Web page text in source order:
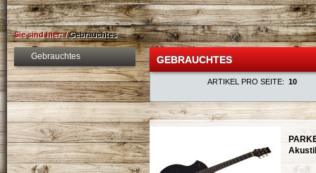
Sie sind hier:/Gebrauchtes
Gebrauchtes GEBRAUCHTES
ARTIKEL PRO SEITE: 10